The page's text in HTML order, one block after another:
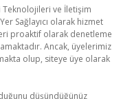
Teknolojileri ve İletişim
Sağlayıcı olarak hizmet
proaktif olarak denetleme
Ancak, üyelerimiz
olup, siteye üye olarak
düşündüğünüz